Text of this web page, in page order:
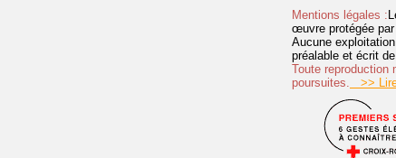
Mentions légales :
œuvre protégée par
Aucune
préalable et écrit
Toute reproduction
poursuites.
>>